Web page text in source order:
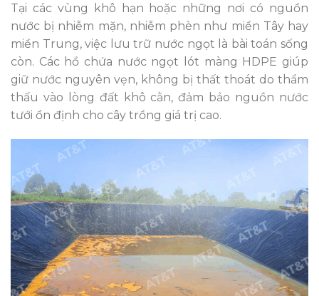
Tại các vùng khô hạn hoặc những nơi có nguồn
nước bị nhiễm mặn, nhiễm phèn như miền Tây hay
miền Trung, việc lưu trữ nước ngọt là bài toán sống
còn. Các hồ chứa nước ngọt lót màng HDPE giúp
giữ nước nguyên vẹn, không bị thất thoát do thẩm
thấu vào lòng đất khô cằn, đảm bảo nguồn nước
tưới ổn định cho cây trồng giá trị cao.